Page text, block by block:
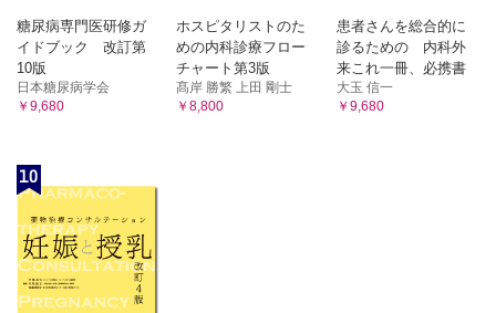
ICUデータベースの未来
35. 次世代のICUはどのようなものか？〈高木俊介〉
医療デジタルトランスフォーメーションと現在のICUの問題点
遠隔集中治療とはどのようなものか
遠隔集中治療の未来像
予 後
23. ICUにおける鎮静鎮痛管理はどのように行うべきか？
〈福山唯太〉
鎮痛鎮静管理の実践
24. ICUにおけるカテーテル関連感染（CRBSI）はどのよう
に診療すべきか？〈安田英人〉
総 論
診 断
糖尿病専門医研修ガ
イドブック 改訂第
10版
日本糖尿病学会
￥9,680
ホスピタリストのた
めの内科診療フロー
チャート第3版
髙岸 勝繁 上田 剛士
￥8,800
患者さんを総合的に
診るための 内科外
来これ一冊、必携書
大玉 信一
￥9,680
10